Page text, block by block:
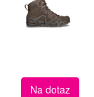
Na dotaz